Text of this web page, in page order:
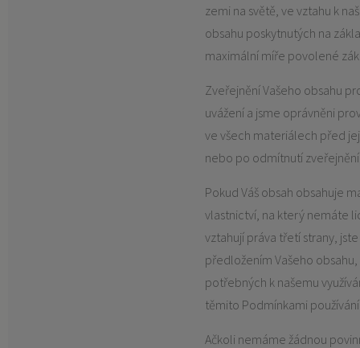
zemi na světě, ve vztahu k
obsahu poskytnutých na
maximální míře povolené
Zveřejnění Vašeho obsahu
uvážení a jsme oprávněni
ve všech materiálech před
nebo po odmítnutí
Pokud Váš obsah obsahuje
vlastnictví, na který nemáte
vztahují práva třetí strany,
předložením Vašeho
potřebných k našemu
těmito Podmínkami
Ačkoli nemáme žádnou